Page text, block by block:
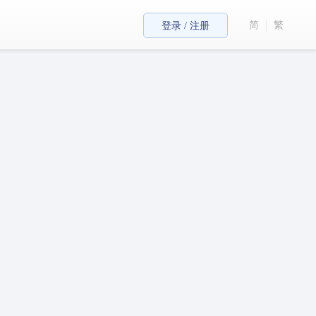
登录 / 注册 简 繁